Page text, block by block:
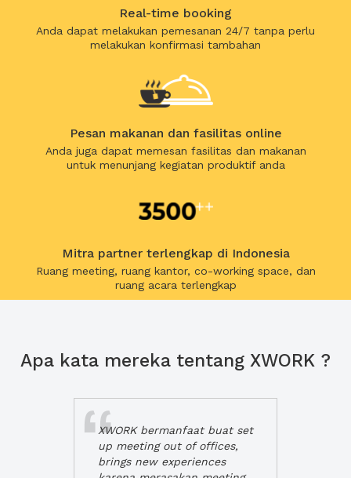
Real-time booking
Anda dapat melakukan pemesanan 24/7 tanpa perlu
melakukan konfirmasi tambahan
Pesan makanan dan fasilitas online
Anda juga dapat memesan fasilitas dan makanan
untuk menunjang kegiatan produktif anda
Mitra partner terlengkap di Indonesia
Ruang meeting, ruang kantor, co-working space, dan
ruang acara terlengkap
Apa kata mereka tentang XWORK ?
XWORK bermanfaat buat set
up meeting out of offices,
brings new experiences